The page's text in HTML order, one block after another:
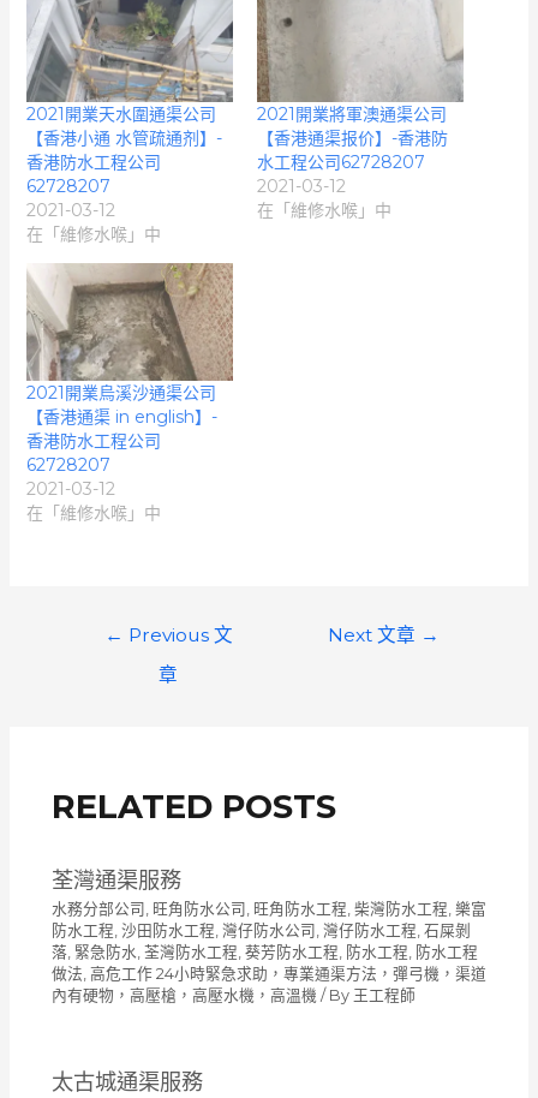
2021開業天水圍通渠公司
【香港小通 水管疏通剂】-
香港防水工程公司
62728207
2021-03-12
在「維修水喉」中
2021開業將軍澳通渠公司
【香港通渠报价】-香港防
水工程公司62728207
2021-03-12
在「維修水喉」中
2021開業烏溪沙通渠公司
【香港通渠 in english】-
香港防水工程公司
62728207
2021-03-12
在「維修水喉」中
← Previous 文
章
Next 文章 →
RELATED POSTS
荃灣通渠服務
水務分部公司 , 旺角防水公司 , 旺角防水工程, 柴灣防水工程, 樂富
防水工程, 沙田防水工程, 灣仔防水公司 , 灣仔防水工程, 石屎剝
落, 緊急防水, 荃灣防水工程, 葵芳防水工程, 防水工程, 防水工程
做法, 高危工作 24小時緊急求助，專業通渠方法，彈弓機，渠道
內有硬物，高壓槍，高壓水機，高溫機 / By 王工程師
太古城通渠服務